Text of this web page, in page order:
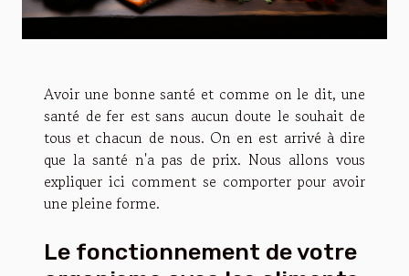
Avoir une bonne santé et comme on le dit, une
santé de fer est sans aucun doute le souhait de
tous et chacun de nous. On en est arrivé à dire
que la santé n'a pas de prix. Nous allons vous
expliquer ici comment se comporter pour avoir
une pleine forme.
Le fonctionnement de votre